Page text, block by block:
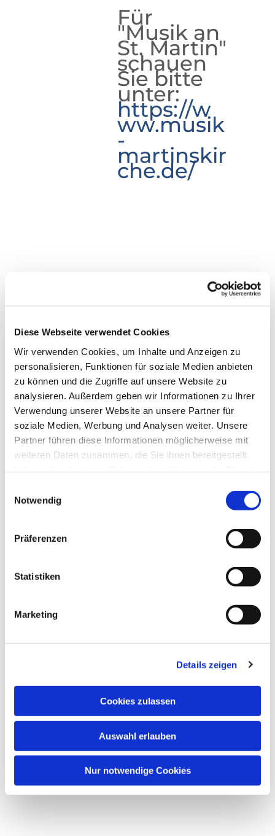
Diese Webseite verwendet Cookies
Wir verwenden Cookies, um Inhalte und Anzeigen zu
personalisieren, Funktionen für soziale Medien anbieten
zu können und die Zugriffe auf unsere Website zu
analysieren. Außerdem geben wir Informationen zu Ihrer
Verwendung unserer Website an unsere Partner für
soziale Medien, Werbung und Analysen weiter. Unsere
Partner führen diese Informationen möglicherweise mit
weiteren Daten zusammen, die Sie ihnen bereitgestellt
Notwendig
Präferenzen
Statistiken
Marketing
Details zeigen
Cookies zulassen
Auswahl erlauben
Nur notwendige Cookies
Für
"Musik an
St. Martin"
schauen
Sie bitte
unter:
https://w
ww.musik
-
martinskir
che.de/
Bewegung mit Seniorinnen im
Westen
Montag, 22. März 2027, 14:30 Uhr
Stadtteilzentrum Vorderer Westen,